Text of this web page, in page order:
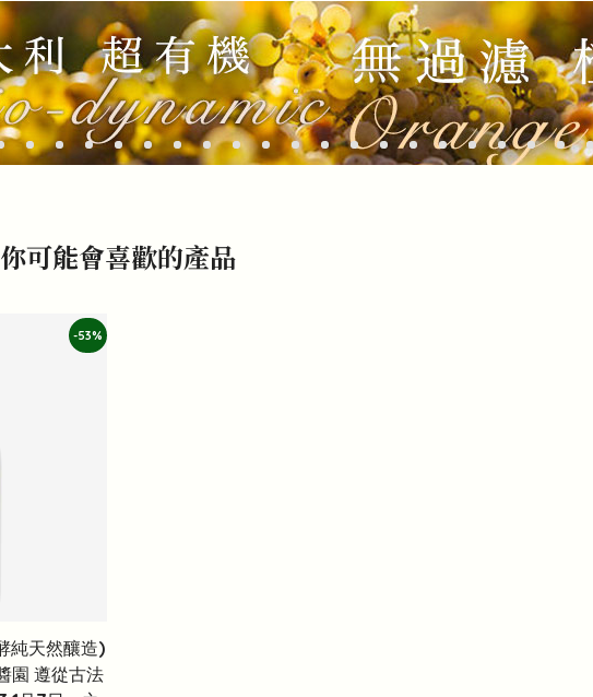
你可能會喜歡的產品
-53%
純天然釀造)
園 遵從古法